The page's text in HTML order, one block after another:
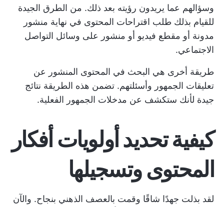
وسؤالهم عما يريدون رؤيته بعد ذلك. من الطرق الجيدة
للقيام بذلك طلب اقتراحات المحتوى في نهاية منشور
مدونة أو مقطع فيديو أو منشور على وسائل التواصل
الاجتماعي.
طريقة أخرى هي البحث في المحتوى المنشور عن
تعليقات الجمهور وأسئلتهم. تضمن هذه الطريقة نتائج
جيدة لأنك ستكشف عن مدخلات الجمهور الفعلية.
كيفية تحديد أولويات أفكار
المحتوى وتسجيلها
لقد بذلت جهدًا شاقًا وقمت بالعصف الذهني بنجاح. والآن